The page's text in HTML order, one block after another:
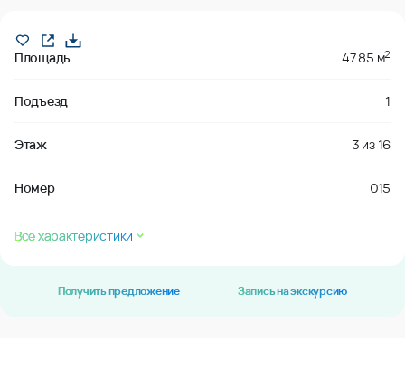
Площадь 47.85 м2
Подъезд 1
Этаж 3 из16
Номер 015
Все характеристики
Получить предложение Запись на экскурсию